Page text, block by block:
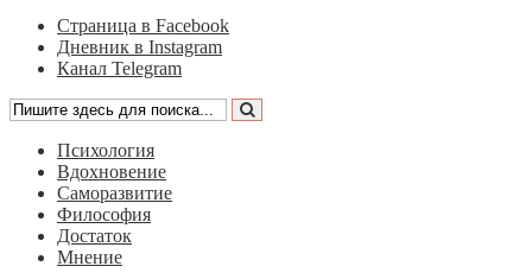
Страница в Facebook
Дневник в Instagram
Канал Telegram
Психология
Вдохновение
Саморазвитие
Философия
Достаток
Мнение